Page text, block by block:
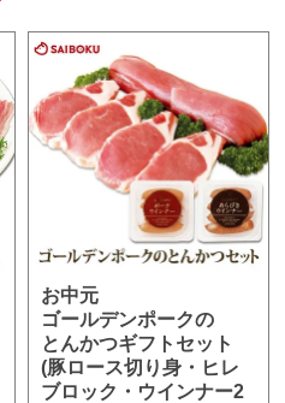
お中元
ゴールデンポークの
とんかつギフトセット
(豚ロース切り身・ヒレ
ブロック・ウインナー2